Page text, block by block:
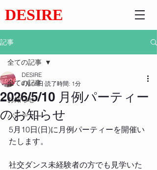
DESIRE
記事
全ての記事
お知らせ
パーティー
全ての記事
2026/5/10 月例パーティー
のお知らせ
DESIRE
4月16日 読了時間: 1分
5月10日(日)に月例パーティーを開催い
たします。
社交ダンス未経験者の方でも見学いた